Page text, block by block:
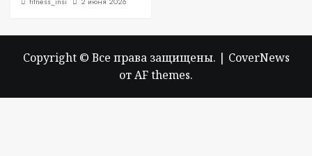
Copyright © Все права защищены. | CoverNews
от AF themes.